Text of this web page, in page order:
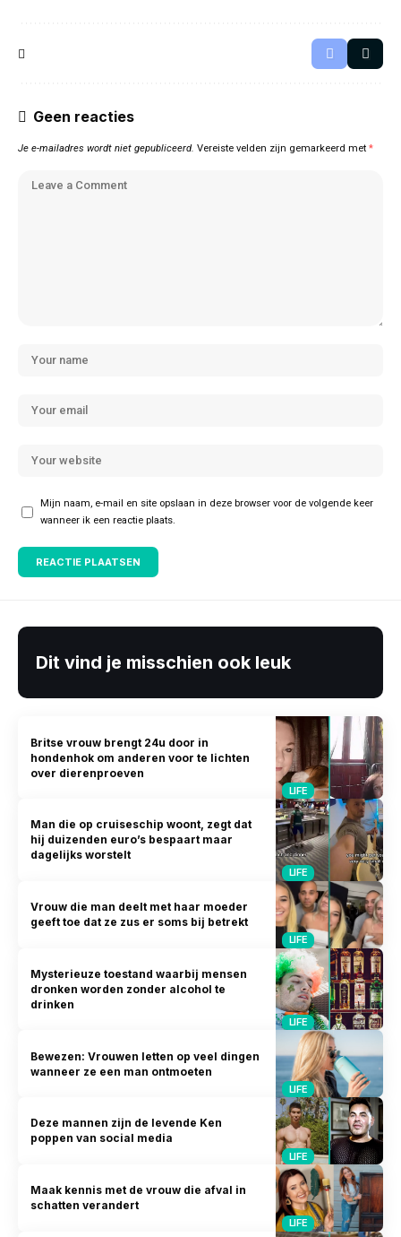
Geen reacties
Je e-mailadres wordt niet gepubliceerd. Vereiste velden zijn gemarkeerd met *
Mijn naam, e-mail en site opslaan in deze browser voor de volgende keer
wanneer ik een reactie plaats.
Dit vind je misschien ook leuk
LIFE
Britse vrouw brengt 24u door in
hondenhok om anderen voor te lichten
over dierenproeven
LIFE
Man die op cruiseschip woont, zegt dat
hij duizenden euro’s bespaart maar
dagelijks worstelt
LIFE
Vrouw die man deelt met haar moeder
geeft toe dat ze zus er soms bij betrekt
LIFE
Mysterieuze toestand waarbij mensen
dronken worden zonder alcohol te
drinken
LIFE
Bewezen: Vrouwen letten op veel dingen
wanneer ze een man ontmoeten
LIFE
Deze mannen zijn de levende Ken
poppen van social media
LIFE
Maak kennis met de vrouw die afval in
schatten verandert